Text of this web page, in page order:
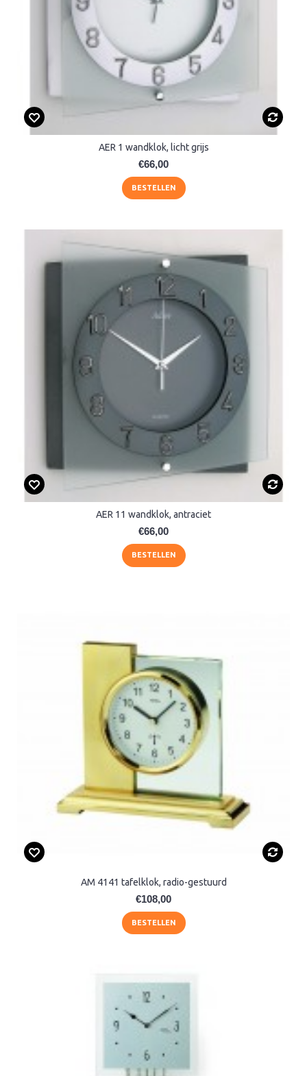
AER 1 wandklok, licht grijs
€66,00
BESTELLEN
AER 11 wandklok, antraciet
€66,00
BESTELLEN
AM 4141 tafelklok, radio-gestuurd
€108,00
BESTELLEN